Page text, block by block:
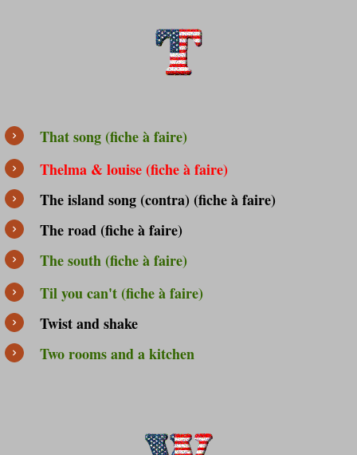
That song (fiche à faire)
Thelma & louise (fiche à faire)
The island song (contra) (fiche à faire)
The road (fiche à faire)
The south (fiche à faire)
Til you can't (fiche à faire)
Twist and shake
Two rooms and a kitchen